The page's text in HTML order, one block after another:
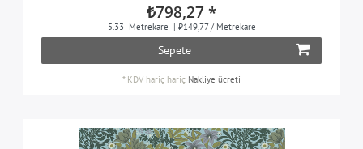
₺798,27 *
5.33 Metrekare | ₺149,77 / Metrekare
Sepete
* KDV hariç hariç Nakliye ücreti